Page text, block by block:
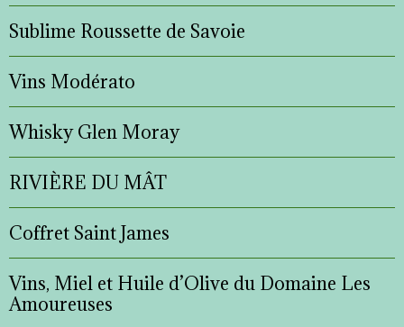
Sublime Roussette de Savoie
Vins Modérato
Whisky Glen Moray
RIVIÈRE DU MÂT
Coffret Saint James
Vins, Miel et Huile d’Olive du Domaine Les
Amoureuses